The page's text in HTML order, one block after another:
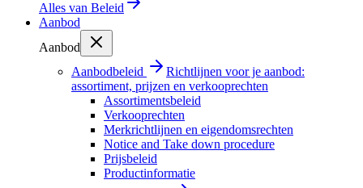
Alles van Beleid
Aanbod
Aanbod
Aanbodbeleid
Richtlijnen voor je aanbod:
assortiment, prijzen en verkooprechten
Assortimentsbeleid
Verkooprechten
Merkrichtlijnen en eigendomsrechten
Notice and Take down procedure
Prijsbeleid
Productinformatie